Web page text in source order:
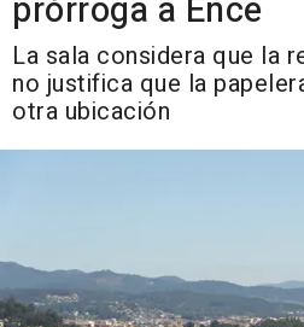
prórroga a Ence
La sala considera que la
no justifica que la
otra ubicación